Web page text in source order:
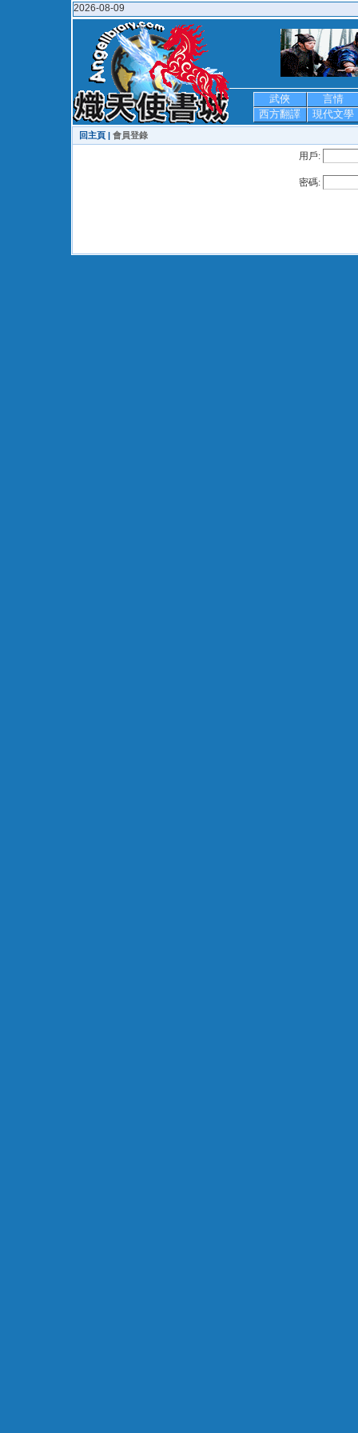
2026-08-09
武俠
言情
西方翻譯
現代文學
回主頁 | 會員登錄
用戶:
密碼: